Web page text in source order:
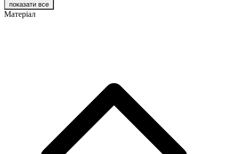
показати все
Матеріал